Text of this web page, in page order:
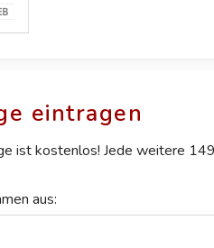
eintragen
ist kostenlos! Jede weitere
aus: